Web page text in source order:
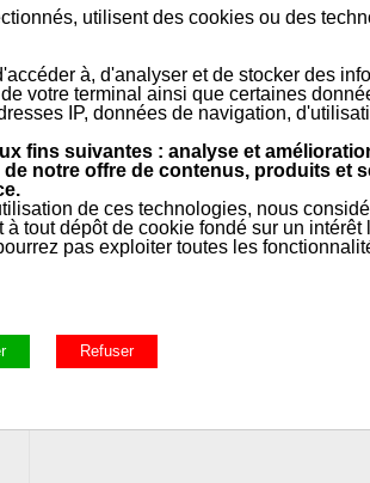
fermées, excellente isolation thermique.
Marque:
Modèle:
Numéro de série:
utilisent des cookies ou des
à, d'analyser et de stocker des
votre terminal ainsi que certaines
IP, données de navigation,
fins suivantes : analyse et
notre offre de contenus, produits et
de ces technologies, nous
tout dépôt de cookie fondé sur un intérêt
pas exploiter toutes les